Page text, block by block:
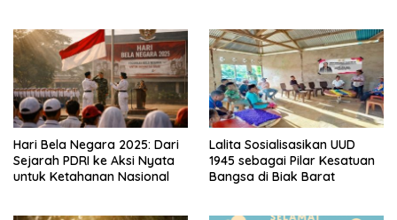
Hari Bela Negara 2025: Dari
Sejarah PDRI ke Aksi Nyata
untuk Ketahanan Nasional
Lalita Sosialisasikan UUD
1945 sebagai Pilar Kesatuan
Bangsa di Biak Barat